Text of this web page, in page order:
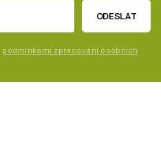
ODESLAT
podmínkami zpracování osobních